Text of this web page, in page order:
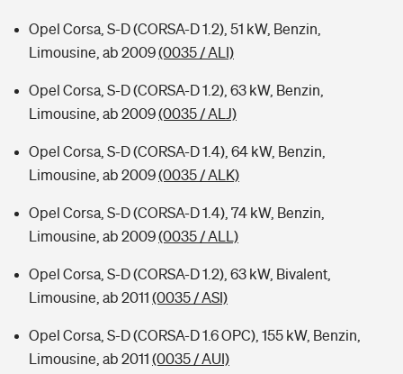
Opel Corsa, S-D (CORSA-D 1.2), 51 kW, Benzin,
Limousine, ab 2009(0035 / ALI)
Opel Corsa, S-D (CORSA-D 1.2), 63 kW, Benzin,
Limousine, ab 2009(0035 / ALJ)
Opel Corsa, S-D (CORSA-D 1.4), 64 kW, Benzin,
Limousine, ab 2009(0035 / ALK)
Opel Corsa, S-D (CORSA-D 1.4), 74 kW, Benzin,
Limousine, ab 2009(0035 / ALL)
Opel Corsa, S-D (CORSA-D 1.2), 63 kW, Bivalent,
Limousine, ab 2011 (0035 / ASI)
Opel Corsa, S-D (CORSA-D 1.6 OPC), 155 kW, Benzin,
Limousine, ab 2011 (0035 / AUI)